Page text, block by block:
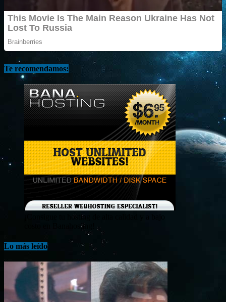
Te recomendamos:
¡Consigue tu hosting de alta calidad y a bajo
costo en Banahosting!
Lo más leído